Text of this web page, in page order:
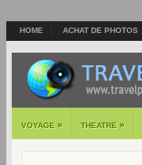
HOME ACHAT DE PHOTOS
VOYAGE » THEATRE »